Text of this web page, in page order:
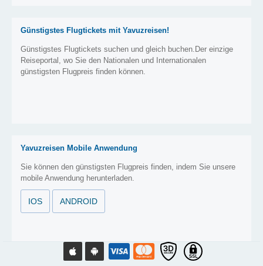
Günstigstes Flugtickets mit Yavuzreisen!
Günstigstes Flugtickets suchen und gleich buchen.Der einzige
Reiseportal, wo Sie den Nationalen und Internationalen
günstigsten Flugpreis finden können.
Yavuzreisen Mobile Anwendung
Sie können den günstigsten Flugpreis finden, indem Sie unsere
mobile Anwendung herunterladen.
IOS ANDROID